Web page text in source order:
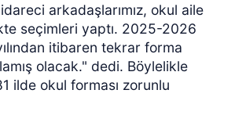
arkadaşlarımız, okul aile
seçimleri yaptı. 2025-2026
itibaren tekrar forma
olacak." dedi. Böylelikle
ilde okul forması zorunlu